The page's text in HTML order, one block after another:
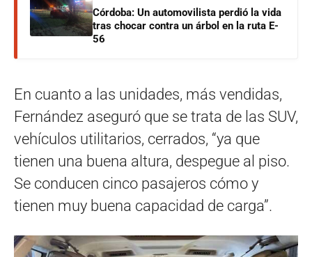
Córdoba: Un automovilista perdió la vida
tras chocar contra un árbol en la ruta E-
56
En cuanto a las unidades, más vendidas,
Fernández aseguró que se trata de las SUV,
vehículos utilitarios, cerrados, “ya que
tienen una buena altura, despegue al piso.
Se conducen cinco pasajeros cómo y
tienen muy buena capacidad de carga”.